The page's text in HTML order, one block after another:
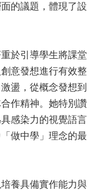
的議題，體現了設
於引導學生將課堂
意發想進行有效整
盪，從概念發想到
作精神。她特別讚
感染力的視覺語言
做中學」理念的最
養具備實作能力與